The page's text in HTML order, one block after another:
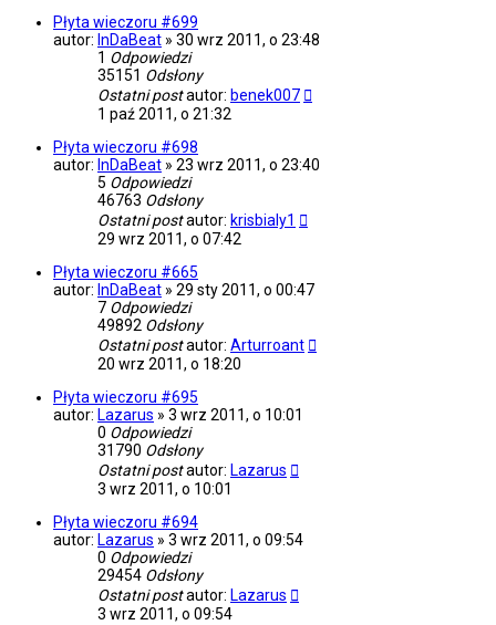
Płyta wieczoru #699
autor: InDaBeat » 30 wrz 2011, o 23:48
1 Odpowiedzi
35151 Odsłony
Ostatni postautor: benek007
1 paź 2011, o 21:32
Płyta wieczoru #698
autor: InDaBeat » 23 wrz 2011, o 23:40
5 Odpowiedzi
46763 Odsłony
Ostatni postautor: krisbialy1
29 wrz 2011, o 07:42
Płyta wieczoru #665
autor: InDaBeat » 29 sty 2011, o 00:47
7 Odpowiedzi
49892 Odsłony
Ostatni postautor: Arturroant
20 wrz 2011, o 18:20
Płyta wieczoru #695
autor: Lazarus » 3 wrz 2011, o 10:01
0 Odpowiedzi
31790 Odsłony
Ostatni postautor: Lazarus
3 wrz 2011, o 10:01
Płyta wieczoru #694
autor: Lazarus » 3 wrz 2011, o 09:54
0 Odpowiedzi
29454 Odsłony
Ostatni postautor: Lazarus
3 wrz 2011, o 09:54